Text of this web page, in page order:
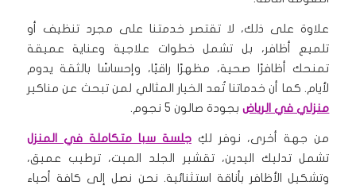
علاوة على ذلك، لا تقتصر خدمتنا على مجرد تنظيف أو
تلميع أظافر، بل تشمل خطوات علاجية وعناية عميقة
تمنحك أظافرًا صحية، مظهرًا راقيًا، وإحساسًا بالثقة يدوم
لأيام. كما أن خدماتنا تُعد الخيار المثالي لمن تبحث عن مناكير
منزلي في الرياضبجودة صالون 5 نجوم.
من جهة أخرى، نوفر لكِجلسة سبا متكاملة في المنزل
تشمل تدليك اليدين، تقشير الجلد الميت، ترطيب عميق،
وتشكيل الأظافر بأناقة استثنائية. نحن نصل إلى كافة أحياء